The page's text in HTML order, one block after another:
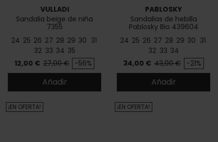
VULLADI
Sandalia beige de niña
7355
24 25 26 27 28 29 30 31
32 33 34 35
Precio
12,00 € Precio base
27,00 € -56%
Añadir
PABLOSKY
Sandalias de hebilla
Pablosky Bio 439604
24 25 26 27 28 29 30 31
32 33 34
Precio
34,00 € Precio base
43,00 € -21%
Añadir
¡EN OFERTA! ¡EN OFERTA!